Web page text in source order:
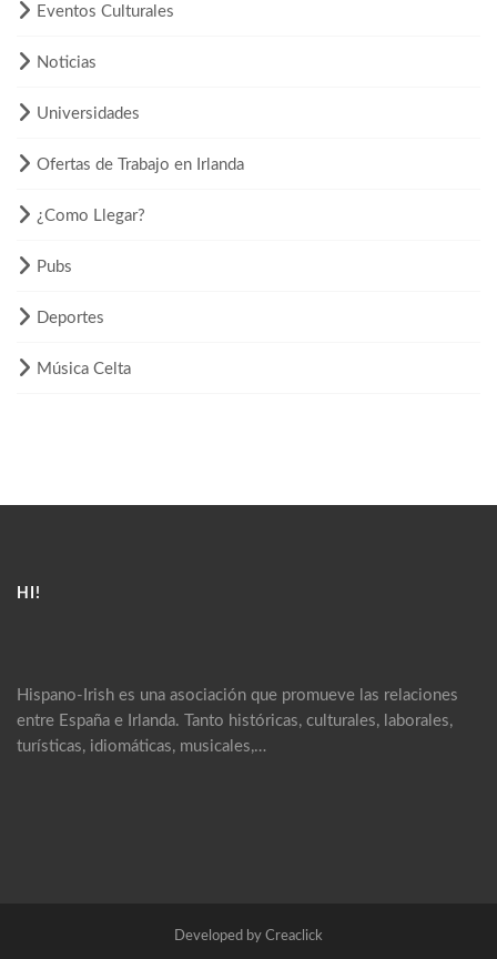
Eventos Culturales
Noticias
Universidades
Ofertas de Trabajo en Irlanda
¿Como Llegar?
Pubs
Deportes
Música Celta
HI!
Hispano-Irish es una asociación que promueve las relaciones
entre España e Irlanda. Tanto históricas, culturales, laborales,
turísticas, idiomáticas, musicales,…
Developed by Creaclick